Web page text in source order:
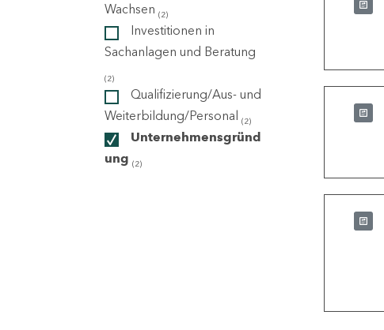
Wachsen (2)
Investitionen in
Sachanlagen und Beratung
(2)
Qualifizierung/Aus- und
Weiterbildung/Personal (2)
Unternehmensgründ
ung (2)